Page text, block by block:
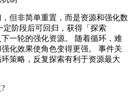
但非简单重置，而是资源和强化数
阶段后可回归，获得「探索
一轮的强化资源。 随着循环，难
化效果使角色变得更强。 事件关
策略，反复探索有利于资源最大